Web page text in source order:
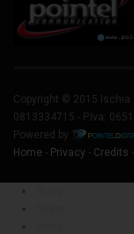
Copyright © 2015 Ischia
0813334715 - P.Iva:
Powered by
Home - Privacy - Credits -